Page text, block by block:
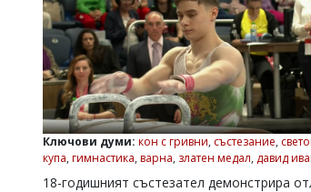
БИЗНЕС
Управители:
Веселин
Василев,
v.vasilev@flagman.bg
Ключови думи: кон с гривни, състезание,
купа, гимнастика, варна, златен медал, давид
18-годишният състезател демонстрира